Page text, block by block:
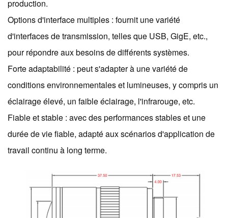
production.
Options d'interface multiples : fournit une variété
d'interfaces de transmission, telles que USB, GigE, etc.,
pour répondre aux besoins de différents systèmes.
Forte adaptabilité : peut s'adapter à une variété de
conditions environnementales et lumineuses, y compris un
éclairage élevé, un faible éclairage, l'infrarouge, etc.
Fiable et stable : avec des performances stables et une
durée de vie fiable, adapté aux scénarios d'application de
travail continu à long terme.